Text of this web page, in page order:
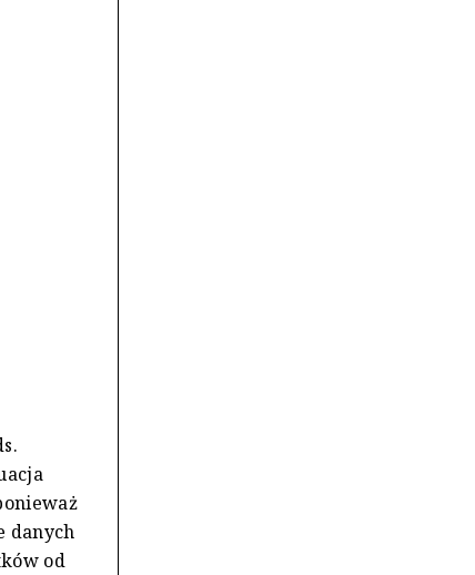
danych
od